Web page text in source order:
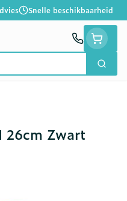
Snelle beschikbaarheid
Zoek
26cm Zwart